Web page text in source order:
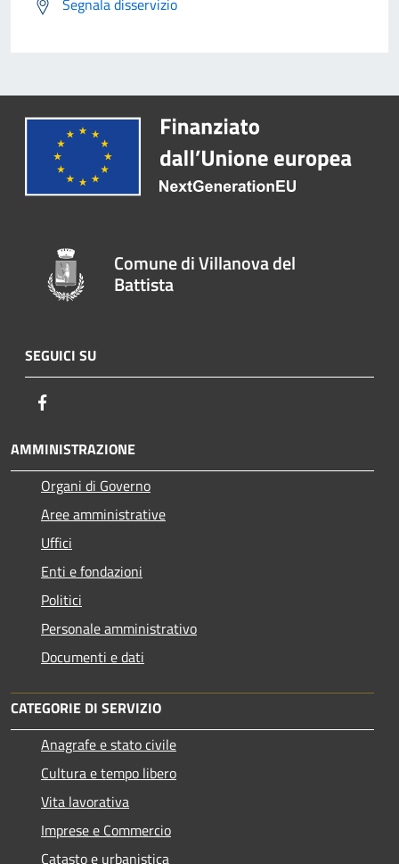
Segnala disservizio
Comune di Villanova del
Battista
SEGUICI SU
AMMINISTRAZIONE
Organi di Governo
Aree amministrative
Uffici
Enti e fondazioni
Politici
Personale amministrativo
Documenti e dati
CATEGORIE DI SERVIZIO
Anagrafe e stato civile
Cultura e tempo libero
Vita lavorativa
Imprese e Commercio
Catasto e urbanistica